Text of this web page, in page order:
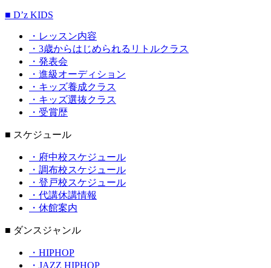
■ D’z KIDS
・レッスン内容
・3歳からはじめられるリトルクラス
・発表会
・進級オーディション
・キッズ養成クラス
・キッズ選抜クラス
・受賞歴
■ スケジュール
・府中校スケジュール
・調布校スケジュール
・登戸校スケジュール
・代講休講情報
・休館案内
■ ダンスジャンル
・HIPHOP
・JAZZ HIPHOP